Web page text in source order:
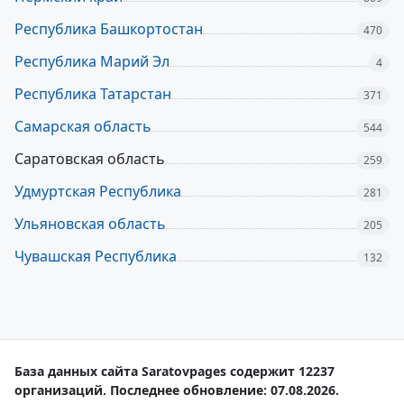
Республика Башкортостан 470
Республика Марий Эл 4
Республика Татарстан 371
Самарская область 544
Саратовская область 259
Удмуртская Республика 281
Ульяновская область 205
Чувашская Республика 132
База данных сайта Saratovpages содержит 12237
организаций. Последнее обновление: 07.08.2026.